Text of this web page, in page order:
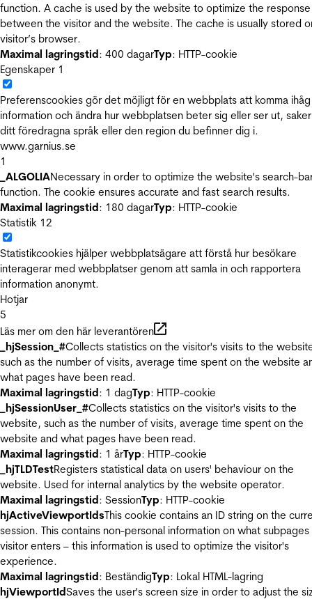
function. A cache is used by the website to optimize the
between the visitor and the website. The cache is usually stored
visitor’s browser.
Maximal lagringstid: 400 dagarTyp: HTTP-cookie
Egenskaper 1
Preferenscookies gör det möjligt för en webbplats att komma ihåg
information och ändra hur webbplatsen beter sig eller ser ut,
ditt föredragna språk eller den region du befinner dig i.
www.garnius.se
1
_ALGOLIANecessary in order to optimize the website's search-
function. The cookie ensures accurate and fast search results.
Maximal lagringstid: 180 dagarTyp: HTTP-cookie
Statistik 12
Statistikcookies hjälper webbplatsägare att förstå hur besökare
interagerar med webbplatser genom att samla in och rapportera
information anonymt.
Hotjar
5
Läs mer om den här leverantören
_hjSession_#Collects statistics on the visitor's visits to the
such as the number of visits, average time spent on the website
what pages have been read.
Maximal lagringstid: 1 dagTyp: HTTP-cookie
_hjSessionUser_#Collects statistics on the visitor's visits to the
website, such as the number of visits, average time spent on the
website and what pages have been read.
Maximal lagringstid: 1 årTyp: HTTP-cookie
_hjTLDTestRegisters statistical data on users' behaviour on the
website. Used for internal analytics by the website operator.
Maximal lagringstid: SessionTyp: HTTP-cookie
hjActiveViewportIdsThis cookie contains an ID string on the
session. This contains non-personal information on what
visitor enters – this information is used to optimize the visitor's
experience.
Maximal lagringstid: BeständigTyp: Lokal HTML-lagring
hjViewportIdSaves the user's screen size in order to adjust the